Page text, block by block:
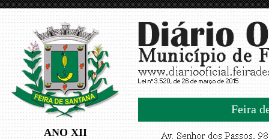
ANO XII
Feira